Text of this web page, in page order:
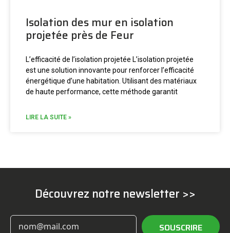
Isolation des mur en isolation
projetée près de Feur
L’efficacité de l’isolation projetée L’isolation projetée
est une solution innovante pour renforcer l’efficacité
énergétique d’une habitation. Utilisant des matériaux
de haute performance, cette méthode garantit
LIRE LA SUITE »
Découvrez notre newsletter >>
SOUSCRIRE